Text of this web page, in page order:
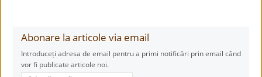
Abonare la articole via email
Introduceți adresa de email pentru a primi notificări prin email când
vor fi publicate articole noi.
Adresă